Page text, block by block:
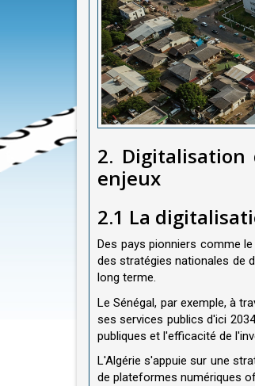
2.
enjeux
2.1 La
Des pays pionniers comme
des stratégies nationales de
long terme.
Le Sénégal, par exemple, à
ses services publics d'ici
publiques et l'efficacité de
L'Algérie s'appuie sur une
de plateformes numériques